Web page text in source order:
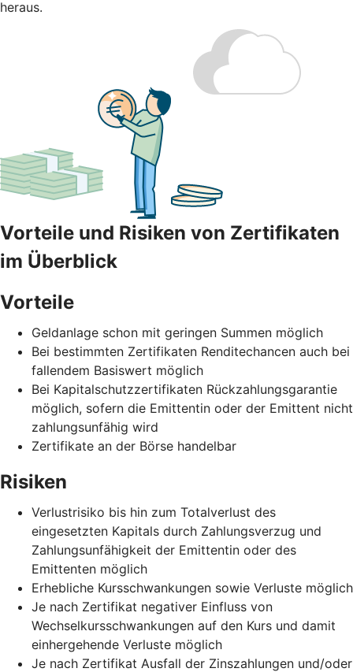
heraus.
Vorteile und Risiken von Zertifikaten
im Überblick
Vorteile
Geldanlage schon mit geringen Summen möglich
Bei bestimmten Zertifikaten Renditechancen auch bei
fallendem Basiswert möglich
Bei Kapitalschutzzertifikaten Rückzahlungsgarantie
möglich, sofern die Emittentin oder der Emittent nicht
zahlungsunfähig wird
Zertifikate an der Börse handelbar
Risiken
Verlustrisiko bis hin zum Totalverlust des
eingesetzten Kapitals durch Zahlungsverzug und
Zahlungsunfähigkeit der Emittentin oder des
Emittenten möglich
Erhebliche Kursschwankungen sowie Verluste möglich
Je nach Zertifikat negativer Einfluss von
Wechselkursschwankungen auf den Kurs und damit
einhergehende Verluste möglich
Je nach Zertifikat Ausfall der Zinszahlungen und/oder